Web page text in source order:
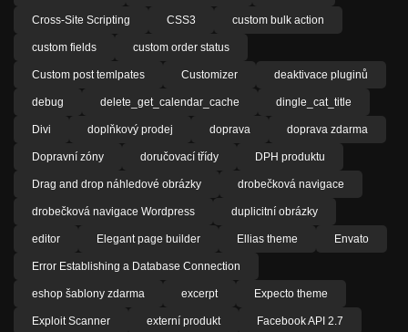
Cross-Site Scripting CSS3 custom bulk action
custom fields custom order status
Custom post temlpates Customizer deaktivace pluginů
debug delete_get_calendar_cache dingle_cat_title
Divi doplňkový prodej doprava doprava zdarma
Dopravní zóny doručovací třídy DPH produktu
Drag and drop náhledové obrázky drobečková navigace
drobečková navigace Wordpress duplicitní obrázky
editor Elegant page builder Ellias theme Envato
Error Establishing a Database Connection
eshop šablony zdarma excerpt Expecto theme
Exploit Scanner externí produkt Facebook API 2.7